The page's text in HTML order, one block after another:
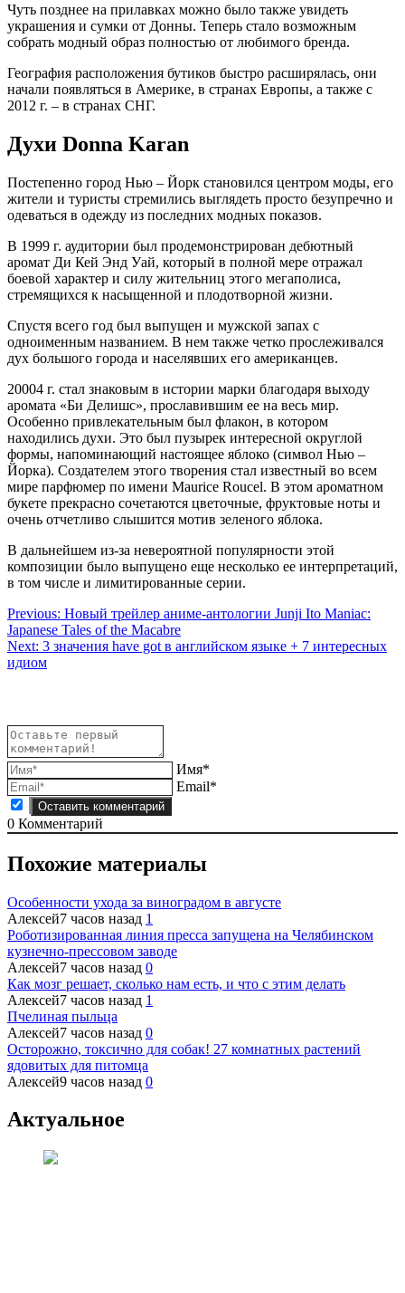
Чуть позднее на прилавках можно было также увидеть
украшения и сумки от Донны. Теперь стало возможным
собрать модный образ полностью от любимого бренда.
География расположения бутиков быстро расширялась, они
начали появляться в Америке, в странах Европы, а также с
2012 г. – в странах СНГ.
Духи Donna Karan
Постепенно город Нью – Йорк становился центром моды, его
жители и туристы стремились выглядеть просто безупречно и
одеваться в одежду из последних модных показов.
В 1999 г. аудитории был продемонстрирован дебютный
аромат Ди Кей Энд Уай, который в полной мере отражал
боевой характер и силу жительниц этого мегаполиса,
стремящихся к насыщенной и плодотворной жизни.
Спустя всего год был выпущен и мужской запах с
одноименным названием. В нем также четко прослеживался
дух большого города и населявших его американцев.
20004 г. стал знаковым в истории марки благодаря выходу
аромата «Би Делишс», прославившим ее на весь мир.
Особенно привлекательным был флакон, в котором
находились духи. Это был пузырек интересной округлой
формы, напоминающий настоящее яблоко (символ Нью –
Йорка). Создателем этого творения стал известный во всем
мире парфюмер по имени Maurice Roucel. В этом ароматном
букете прекрасно сочетаются цветочные, фруктовые ноты и
очень отчетливо слышится мотив зеленого яблока.
В дальнейшем из-за невероятной популярности этой
композиции было выпущено еще несколько ее интерпретаций,
в том числе и лимитированные серии.
Навигация
по
записям
Previous: Новый трейлер аниме-антологии Junji Ito Maniac:
Japanese Tales of the Macabre
Next: 3 значения have got в английском языке + 7 интересных
идиом
Имя*
Email*
0 Комментарий
Похожие материалы
Особенности ухода за виноградом в августе
Алексей7 часов назад 1
Роботизированная линия пресса запущена на Челябинском
кузнечно-прессовом заводе
Алексей7 часов назад 0
Как мозг решает, сколько нам есть, и что с этим делать
Алексей7 часов назад 1
Пчелиная пыльца
Алексей7 часов назад 0
Осторожно, токсично для собак! 27 комнатных растений
ядовитых для питомца
Алексей9 часов назад 0
Актуальное